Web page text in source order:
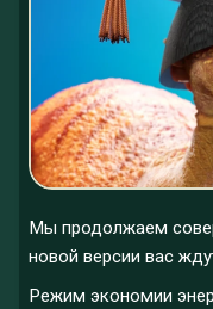
Мы продолжаем
новой версии вас
Режим экономии